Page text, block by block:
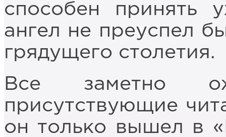
способен принять
ангел не преуспел
грядущего столетия.
Все заметно
присутствующие
он только вышел в